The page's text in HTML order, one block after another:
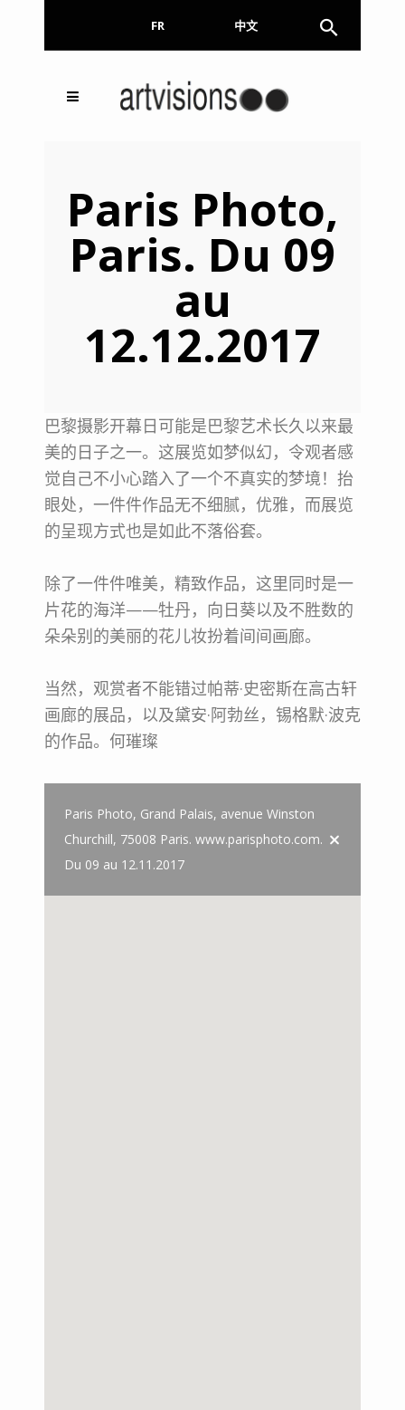
FR 中文
Paris Photo,
Paris. Du 09
au
12.12.2017
巴黎摄影开幕日可能是巴黎艺术长久以来最
美的日子之一。 这展览如梦似幻，令观者感
觉自己不小心踏入了一个不真实的梦境！ 抬
眼处，一件件作品无不细腻，优雅， 而展览
的呈现方式也是如此不落俗套。
除了一件件唯美，精致作品，这里同时是一
片花的海洋——牡丹， 向日葵以及不胜数的
朵朵别的美丽的花儿妆扮着间间画廊。
当然，观赏者不能错过帕蒂·史密斯在高古轩
画廊的展品， 以及黛安·阿勃丝，锡格默·波克
的作品。何璀璨
Paris Photo, Grand Palais, avenue Winston
Churchill, 75008 Paris. www.parisphoto.com.
Du 09 au 12.11.2017
Inscrivez-vous à notre
votre adresse email pour l’envoi de la Newsletter. En
aucun cas elle ne sera transmise à un tiers.